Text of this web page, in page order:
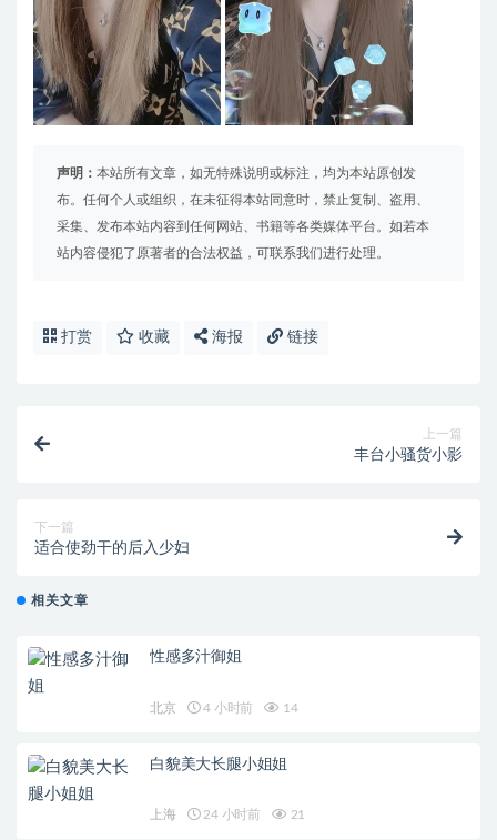
声明： 本站所有文章，如无特殊说明或标注，均为本站原创发
布。任何个人或组织，在未征得本站同意时，禁止复制、盗用、
采集、发布本站内容到任何网站、书籍等各类媒体平台。如若本
站内容侵犯了原著者的合法权益，可联系我们进行处理。
打赏 收藏 海报 链接
上一篇
丰台小骚货小影
下一篇
适合使劲干的后入少妇
相关文章
性感多汁御姐
北京 4 小时前 14
白貌美大长腿小姐姐
上海 24 小时前 21